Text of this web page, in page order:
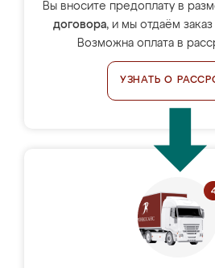
Вы вносите предоплату в
договора, и мы отдаём
Возможна оплата в
УЗНАТЬ О